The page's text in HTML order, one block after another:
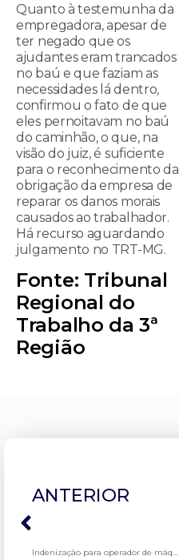
Quanto à testemunha da
empregadora, apesar de
ter negado que os
ajudantes eram trancados
no baú e que faziam as
necessidades lá dentro,
confirmou o fato de que
eles pernoitavam no baú
do caminhão, o que, na
visão do juiz, é suficiente
para o reconhecimento da
obrigação da empresa de
reparar os danos morais
causados ao trabalhador.
Há recurso aguardando
julgamento no TRT-MG.
Fonte: Tribunal
Regional do
Trabalho da 3ª
Região
ANTERIOR
Indenização para operador de máquinas que perdeu olho em acidente